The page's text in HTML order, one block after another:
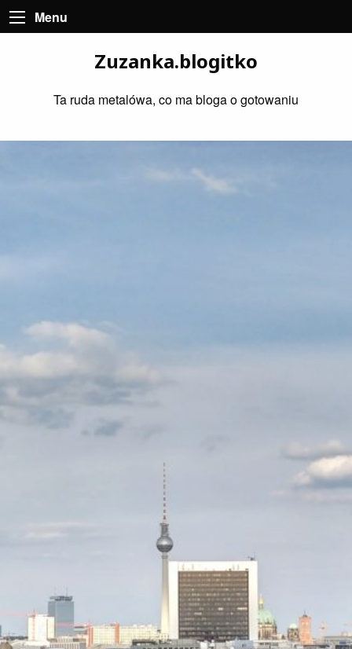
Menu
Zuzanka.blogitko
Ta ruda metalówa, co ma bloga o gotowaniu